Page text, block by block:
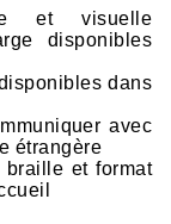
et visuelle
disponibles
dans
avec
étrangère
et format